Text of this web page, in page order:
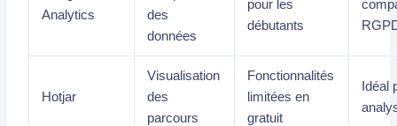
Analytics
des
données
pour les
débutants
Hotjar
Visualisation
des
parcours
Fonctionnalités
limitées en
gratuit
Idéal